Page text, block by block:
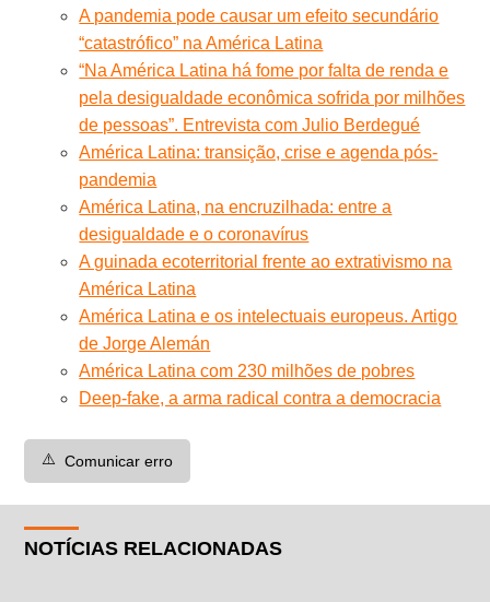
A pandemia pode causar um efeito secundário
“catastrófico” na América Latina
“Na América Latina há fome por falta de renda e
pela desigualdade econômica sofrida por milhões
de pessoas”. Entrevista com Julio Berdegué
América Latina: transição, crise e agenda pós-
pandemia
América Latina, na encruzilhada: entre a
desigualdade e o coronavírus
A guinada ecoterritorial frente ao extrativismo na
América Latina
América Latina e os intelectuais europeus. Artigo
de Jorge Alemán
América Latina com 230 milhões de pobres
Deep-fake, a arma radical contra a democracia
⚠️ Comunicar erro
NOTÍCIAS RELACIONADAS